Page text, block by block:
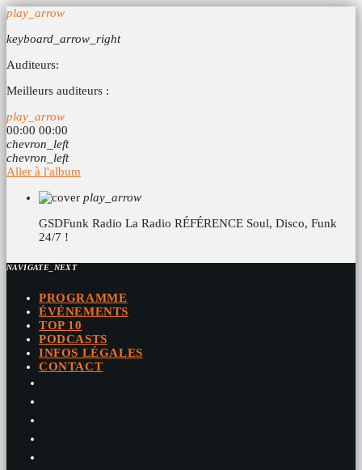
play_arrow
keyboard_arrow_right
Auditeurs:
Meilleurs auditeurs :
play_arrow
00:00 00:00
chevron_left
chevron_left
Aller à l'album
play_arrow
GSDFunk Radio La Radio RÉFÉRENCE Soul, Disco, Funk
24/7 !
NAVIGATE_NEXT
PROGRAMME
ÉVÉNEMENTS
TOP 10
PODCASTS
INFOS LÉGALES
CONTACT